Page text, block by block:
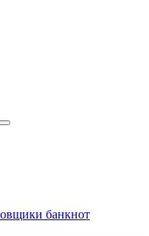
банкнот